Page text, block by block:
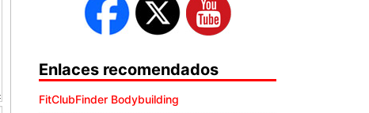
Enlaces recomendados
FitClubFinder Bodybuilding